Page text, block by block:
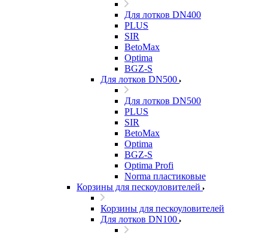
Для лотков DN400
PLUS
SIR
BetoMax
Optima
BGZ-S
Для лотков DN500
Для лотков DN500
PLUS
SIR
BetoMax
Optima
BGZ-S
Optima Profi
Norma пластиковые
Корзины для пескоуловителей
Корзины для пескоуловителей
Для лотков DN100